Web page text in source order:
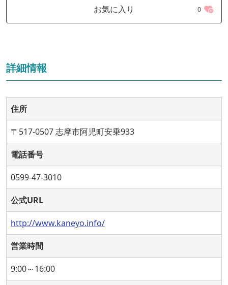
お気に入り 0
詳細情報
住所
〒517-0507 志摩市阿児町安乗933
電話番号
0599-47-3010
公式URL
http://www.kaneyo.info/
営業時間
9:00～16:00